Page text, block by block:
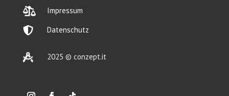
 Impressum
 Datenschutz
 2025 © conzept.it